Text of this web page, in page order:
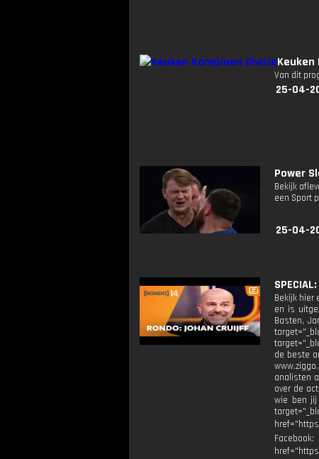
Keuken
Van dit
25-04-
Power
Bekijk
een Sport
25-04-
Bekijk hier
en is
Basten,
de beste
analisten
over de
wie ben jij